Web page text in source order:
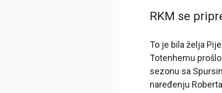
RKM se
To je bila želja
Totenhemu
sezonu sa
naređenju